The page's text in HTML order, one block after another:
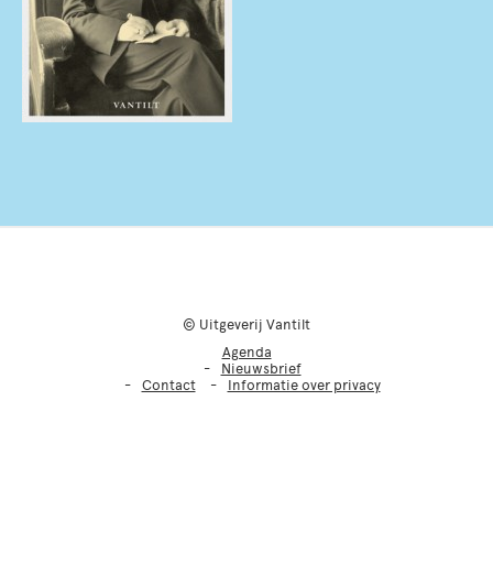
© Uitgeverij Vantilt
Agenda
Nieuwsbrief
Contact
Informatie over privacy